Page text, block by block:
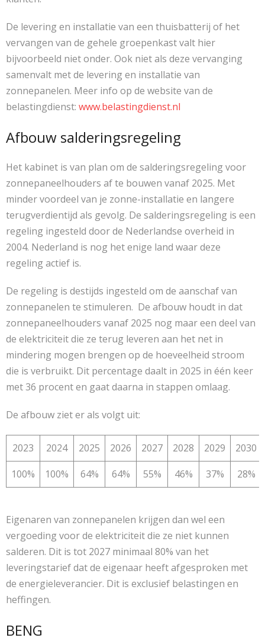
De levering en installatie van een thuisbatterij of het
vervangen van de gehele groepenkast valt hier
bijvoorbeeld niet onder. Ook niet als deze vervanging
samenvalt met de levering en installatie van
zonnepanelen. Meer info op de website van de
belastingdienst: www.belastingdienst.nl
Afbouw salderingsregeling
Het kabinet is van plan om de salderingsregeling voor
zonnepaneelhouders af te bouwen vanaf 2025. Met
minder voordeel van je zonne-installatie en langere
terugverdientijd als gevolg. De salderingsregeling is een
regeling ingesteld door de Nederlandse overheid in
2004. Nederland is nog het enige land waar deze
regeling actief is.
De regeling is destijds ingesteld om de aanschaf van
zonnepanelen te stimuleren. De afbouw houdt in dat
zonnepaneelhouders vanaf 2025 nog maar een deel van
de elektriciteit die ze terug leveren aan het net in
mindering mogen brengen op de hoeveelheid stroom
die is verbruikt. Dit percentage daalt in 2025 in één keer
met 36 procent en gaat daarna in stappen omlaag.
De afbouw ziet er als volgt uit:
2023 2024 2025 2026 2027 2028 2029
2030
100%
100% 64% 64% 55% 46% 37% 28%
Eigenaren van zonnepanelen krijgen dan wel een
vergoeding voor de elektriciteit die ze niet kunnen
salderen. Dit is tot 2027 minimaal 80% van het
leveringstarief dat de eigenaar heeft afgesproken met
de energieleverancier. Dit is exclusief belastingen en
heffingen.
BENG